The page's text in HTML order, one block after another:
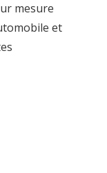
mesure
et